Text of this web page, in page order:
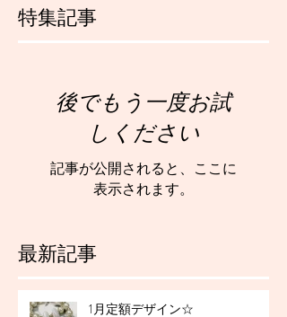
特集記事
最新記事
後でもう一度お試
しください
記事が公開されると、ここに
表示されます。
1月定額デザイン☆